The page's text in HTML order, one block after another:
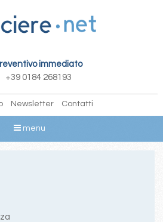
immediato
+39 0184 268193
Newsletter Contatti
menu